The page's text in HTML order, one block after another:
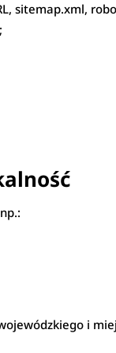
sitemap.xml,
i